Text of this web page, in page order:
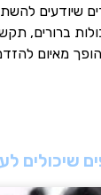
שיודעים
ברורים,
מאיום
שיכולים